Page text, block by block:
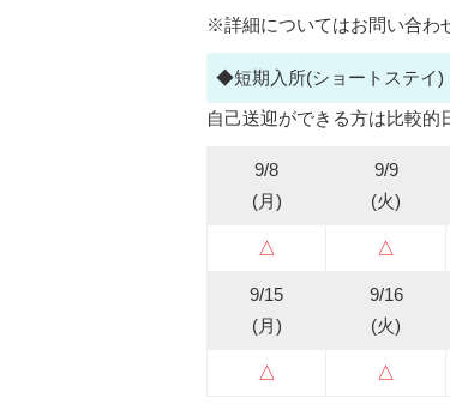
※詳細についてはお問い合わ
◆短期入所(ショートステイ
自己送迎ができる方は比較的
9/8
(月)
9/9
(火)
△ △
9/15
(月)
9/16
(火)
△ △